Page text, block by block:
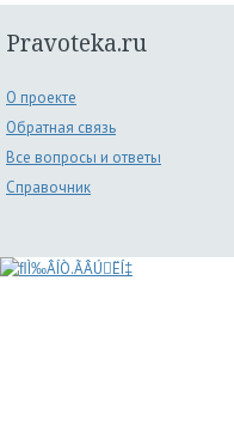
Pravoteka.ru
О проекте
Обратная связь
Все вопросы и ответы
Справочник